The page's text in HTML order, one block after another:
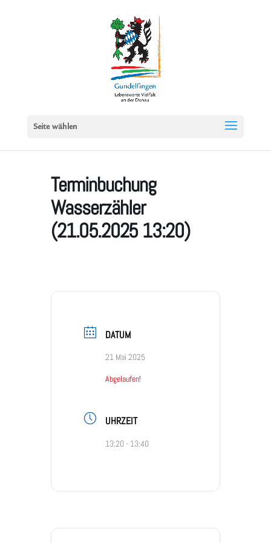
Seite wählen
Terminbuchung
Wasserzähler
(21.05.2025 13:20)
DATUM
21 Mai 2025
Abgelaufen!
UHRZEIT
13:20 - 13:40